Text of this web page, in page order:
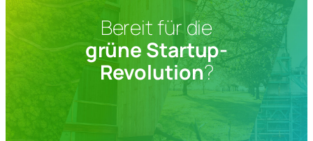
Bereit für die
grüne Startup-
Revolution?